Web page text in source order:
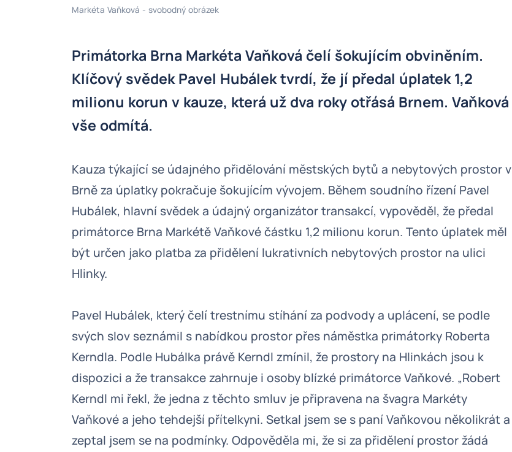
Markéta Vaňková - svobodný obrázek
Primátorka Brna Markéta Vaňková čelí šokujícím obviněním.
Klíčový svědek Pavel Hubálek tvrdí, že jí předal úplatek 1,2
milionu korun v kauze, která už dva roky otřásá Brnem. Vaňková
vše odmítá.
Kauza týkající se údajného přidělování městských bytů a nebytových prostor v
Brně za úplatky pokračuje šokujícím vývojem. Během soudního řízení Pavel
Hubálek, hlavní svědek a údajný organizátor transakcí, vypověděl, že předal
primátorce Brna Markétě Vaňkové částku 1,2 milionu korun. Tento úplatek měl
být určen jako platba za přidělení lukrativních nebytových prostor na ulici
Hlinky.
Pavel Hubálek, který čelí trestnímu stíhání za podvody a uplácení, se podle
svých slov seznámil s nabídkou prostor přes náměstka primátorky Roberta
Kerndla. Podle Hubálka právě Kerndl zmínil, že prostory na Hlinkách jsou k
dispozici a že transakce zahrnuje i osoby blízké primátorce Vaňkové. „Robert
Kerndl mi řekl, že jedna z těchto smluv je připravena na švagra Markéty
Vaňkové a jeho tehdejší přítelkyni. Setkal jsem se s paní Vaňkovou několikrát a
zeptal jsem se na podmínky. Odpověděla mi, že si za přidělení prostor žádá